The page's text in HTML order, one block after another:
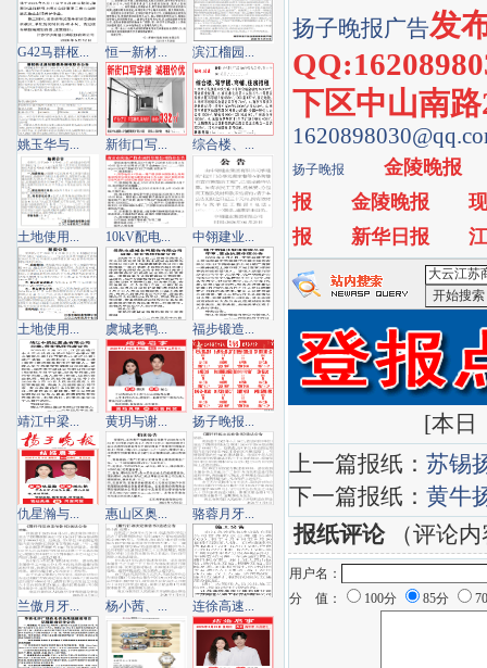
扬子晚报广告发
下区中山南
扬子晚报
金陵晚报
报
金陵晚报
报
新华日报
[本日
上一篇报纸： 苏锡
下一篇报纸： 黄牛
报纸评论（评论内
用户名：
分 值：
100分 85分
G42马群枢... 恒一新材... 滨江榴园...
姚玉华与... 新街口写... 综合楼、...
土地使用... 10kV配电... 中翎建业...
土地使用... 虞城老鸭... 福步锻造...
靖江中梁... 黄玥与谢... 扬子晚报...
仇星瀚与... 惠山区奥... 骆蓉月牙...
兰傲月牙... 杨小茜、... 连徐高速...